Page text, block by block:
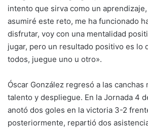
intento que sirva como un
asumiré este reto, me ha funcionado
disfrutar, voy con una mentalidad
jugar, pero un resultado positivo es lo
todos, juegue uno u otro».
Óscar González regresó a las
talento y despliegue. En la Jornada 4
anotó dos goles en la victoria 3-2
posteriormente, repartió dos